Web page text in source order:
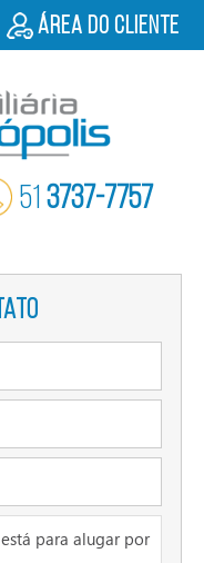
Área do cliente
513737-7757